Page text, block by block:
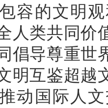
容的文明
人类共同价
倡导尊重世
明互鉴超越
动国际人